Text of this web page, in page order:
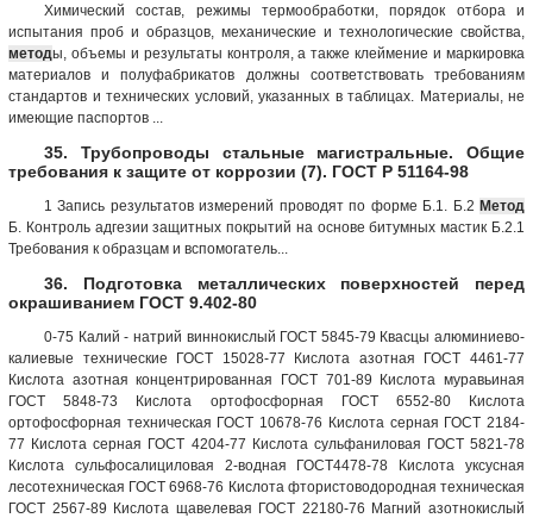
Химический состав, режимы термообработки, порядок отбора и
испытания проб и образцов, механические и технологические свойства,
методы, объемы и результаты контроля, а также клеймение и маркировка
материалов и полуфабрикатов должны соответствовать требованиям
стандартов и технических условий, указанных в таблицах. Материалы, не
имеющие паспортов ...
35. Трубопроводы стальные магистральные. Общие
требования к защите от коррозии (7). ГОСТ Р 51164-98
1 Запись результатов измерений проводят по форме Б.1. Б.2 Метод
Б. Контроль адгезии защитных покрытий на основе битумных мастик Б.2.1
Требования к образцам и вспомогатель...
36. Подготовка металлических поверхностей перед
окрашиванием ГОСТ 9.402-80
0-75 Калий - натрий виннокислый ГОСТ 5845-79 Квасцы алюминиево-
калиевые технические ГОСТ 15028-77 Кислота азотная ГОСТ 4461-77
Кислота азотная концентрированная ГОСТ 701-89 Кислота муравьиная
ГОСТ 5848-73 Кислота ортофосфорная ГОСТ 6552-80 Кислота
ортофосфорная техническая ГОСТ 10678-76 Кислота серная ГОСТ 2184-
77 Кислота серная ГОСТ 4204-77 Кислота сульфаниловая ГОСТ 5821-78
Кислота сульфосалициловая 2-водная ГОСТ4478-78 Кислота уксусная
лесотехническая ГОСТ 6968-76 Кислота фтористоводородная техническая
ГОСТ 2567-89 Кислота щавелевая ГОСТ 22180-76 Магний азотнокислый